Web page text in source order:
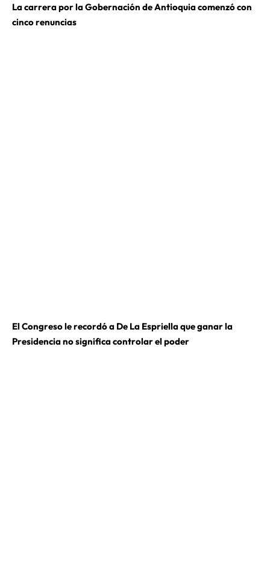
La carrera por la Gobernación de Antioquia comenzó con
cinco renuncias
El Congreso le recordó a De La Espriella que ganar la
Presidencia no significa controlar el poder